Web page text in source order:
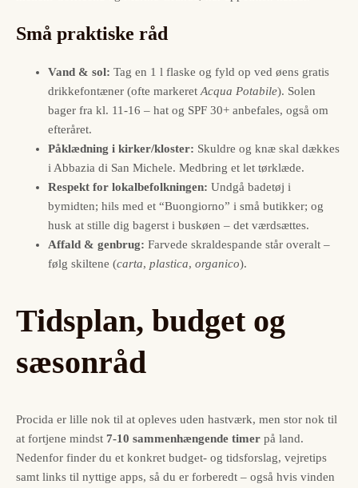
Små praktiske råd
Vand & sol: Tag en 1 l flaske og fyld op ved øens gratis
drikkefontæner (ofte markeretAcqua Potabile). Solen
bager fra kl. 11-16 – hat og SPF 30+ anbefales, også om
efteråret.
Påklædning i kirker/kloster: Skuldre og knæ skal dækkes
i Abbazia di San Michele. Medbring et let tørklæde.
Respekt for lokalbefolkningen: Undgå badetøj i
bymidten; hils med et “Buongiorno” i små butikker; og
husk at stille dig bagerst i buskøen – det værdsættes.
Affald & genbrug: Farvede skraldespande står overalt –
følg skiltene (carta, plastica, organico).
Tidsplan, budget og
sæsonråd
Procida er lille nok til at opleves uden hastværk, men stor nok til
at fortjene mindst 7-10 sammenhængende timer på land.
Nedenfor finder du et konkret budget- og tidsforslag, vejretips
samt links til nyttige apps, så du er forberedt – også hvis vinden